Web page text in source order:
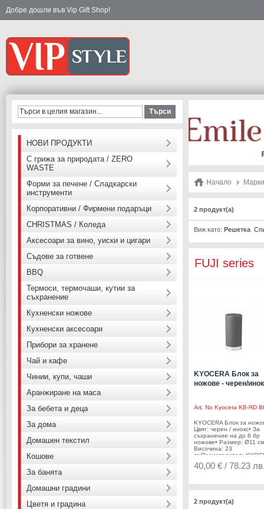
Добре дошли във Vip Gift Shop!
Начало Марки
2 продукт(а)
Виж като: Решетка
FUJI series
KYOCERA Блок за
ножове - черен/
Art. No Kyocera KB-RD
KYOCERA Блок за
Цвят: черен / инокс• За
съхранение на до 8 бр
ножове• Размер: Ø11
Височина: 23
смПроизводител:
/ Япония
40,00 € / 78.23
2 продукт(а)
Търси
НОВИ ПРОДУКТИ
С грижа за природата / ZERO
WASTE
Форми за печене / Сладкарски
инструменти
Корпоративни / Фирмени подаръци
CHRISTMAS / Коледа
Аксесоари за вино, уиски и цигари
Съдове за готвене
BBQ
Термоси, термочаши, кутии за
съхранение
Кухненски ножове
Кухненски аксесоари
Прибори за хранене
Чай и кафе
Чинии, купи, чаши
Аранжиране на маса
За бебета и деца
За дома
Домашен текстил
Кошове
За банята
Домашни градини
Цветя и градина